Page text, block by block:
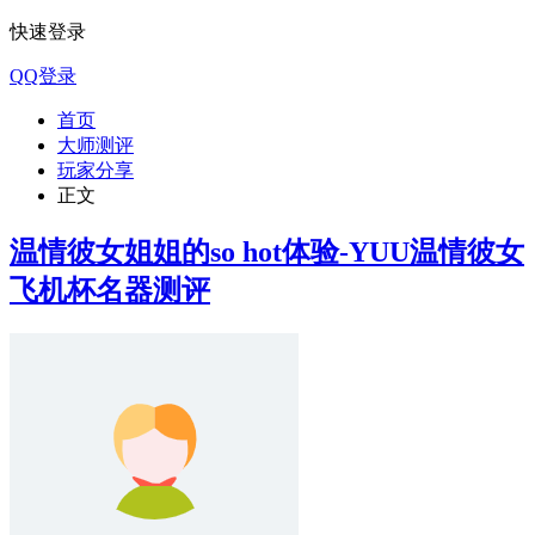
快速登录
QQ登录
首页
大师测评
玩家分享
正文
温情彼女姐姐的so hot体验-YUU温情彼女
飞机杯名器测评